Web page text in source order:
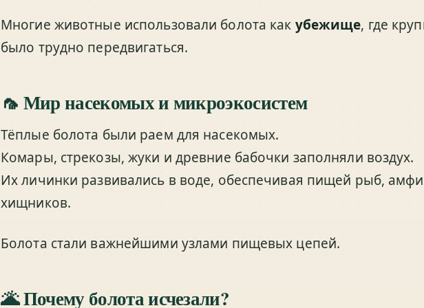
Многие животные использовали болота как убежище, где
было трудно передвигаться.
🦟 Мир насекомых и микроэкосистем
Тёплые болота были раем для насекомых.
Комары, стрекозы, жуки и древние бабочки заполняли воздух.
Их личинки развивались в воде, обеспечивая пищей рыб,
хищников.
Болота стали важнейшими узлами пищевых цепей.
🌋 Почему болота исчезали?